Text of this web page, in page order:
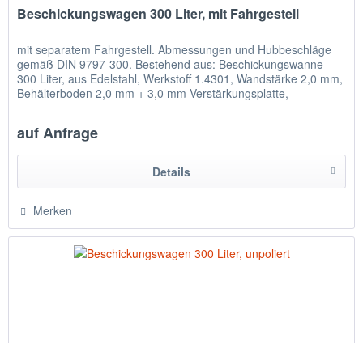
Beschickungswagen 300 Liter, mit Fahrgestell
mit separatem Fahrgestell. Abmessungen und Hubbeschläge
gemäß DIN 9797-300. Bestehend aus: Beschickungswanne
300 Liter, aus Edelstahl, Werkstoff 1.4301, Wandstärke 2,0 mm,
Behälterboden 2,0 mm + 3,0 mm Verstärkungsplatte,
auf Anfrage
Details
Merken